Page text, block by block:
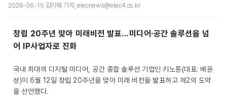
2026-06-15 김미혜 기자, elecnews@elec4.co.kr
창립 20주년 맞아 미래비전 발표…미디어·공간 솔루션을 넘
어 IP사업자로 진화
국내 최대의 디지털 미디어, 공간 종합 솔루션 기업인 키노톤(대표: 배윤
성)이 6월 12일 창립 20주년을 맞아 미래 비전을 발표하고 제2의 도약
을 선언했다.